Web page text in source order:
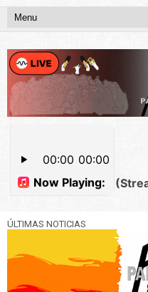
ÚLTIMAS NOTICIAS